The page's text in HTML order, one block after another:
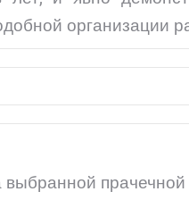
организации
выбранной